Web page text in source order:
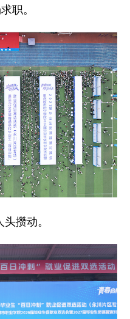
职。
攒动。